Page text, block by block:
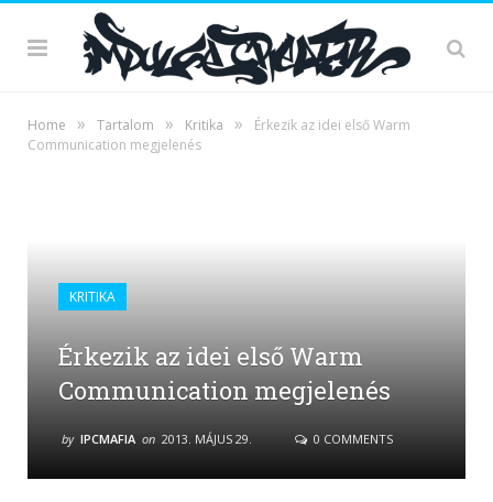
Home » Tartalom » Kritika »
Érkezik az idei első Warm
Communication megjelenés
KRITIKA
Érkezik az idei első Warm
Communication megjelenés
by IPCMAFIA on 2013. MÁJUS 29. 0 COMMENTS